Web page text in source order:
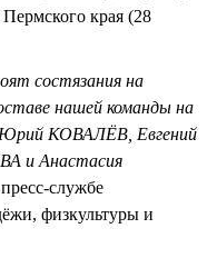
края (28
состязания на
нашей команды на
КОВАЛЁВ, Евгений
и Анастасия
службе
физкультуры и